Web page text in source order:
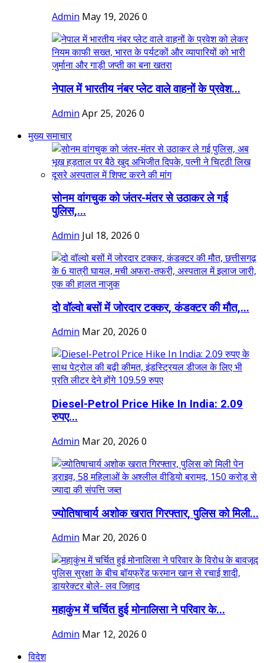
Admin May 19, 2026 0
नेपाल में भारतीय नंबर प्लेट वाले वाहनों के प्रवेश...
Admin Apr 25, 2026 0
मुख्य समाचार
सोनम वांगचुक को जंतर-मंतर से उठाकर ले गई
पुलिस,...
Admin Jul 18, 2026 0
दो वॉल्वो बसों में जोरदार टक्कर, कंडक्टर की मौत,...
Admin Mar 20, 2026 0
Diesel-Petrol Price Hike In India: 2.09
रुपए...
Admin Mar 20, 2026 0
ज्योतिषाचार्य अशोक खरात गिरफ्तार, पुलिस को मिली...
Admin Mar 20, 2026 0
महाकुंभ में चर्चित हुई मोनालिसा ने परिवार के...
Admin Mar 12, 2026 0
विदेश